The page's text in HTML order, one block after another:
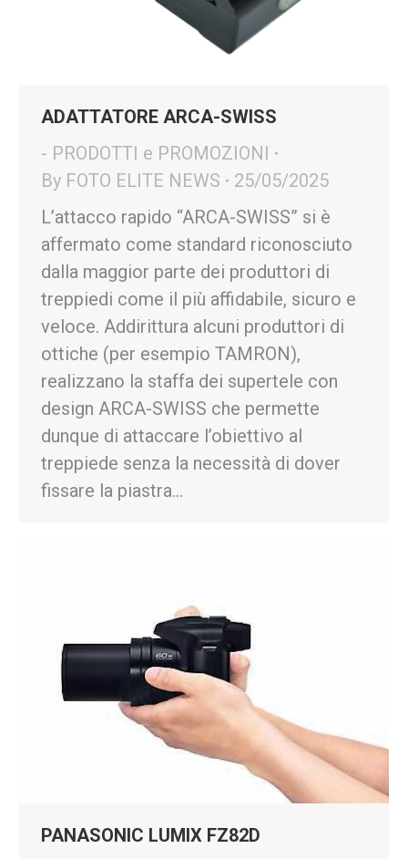
ADATTATORE ARCA-SWISS
- PRODOTTI e PROMOZIONI
By FOTO ELITE NEWS
25/05/2025
L’attacco rapido “ARCA-SWISS” si è
affermato come standard riconosciuto
dalla maggior parte dei produttori di
treppiedi come il più affidabile, sicuro e
veloce. Addirittura alcuni produttori di
ottiche (per esempio TAMRON),
realizzano la staffa dei supertele con
design ARCA-SWISS che permette
dunque di attaccare l’obiettivo al
treppiede senza la necessità di dover
fissare la piastra…
PANASONIC LUMIX FZ82D